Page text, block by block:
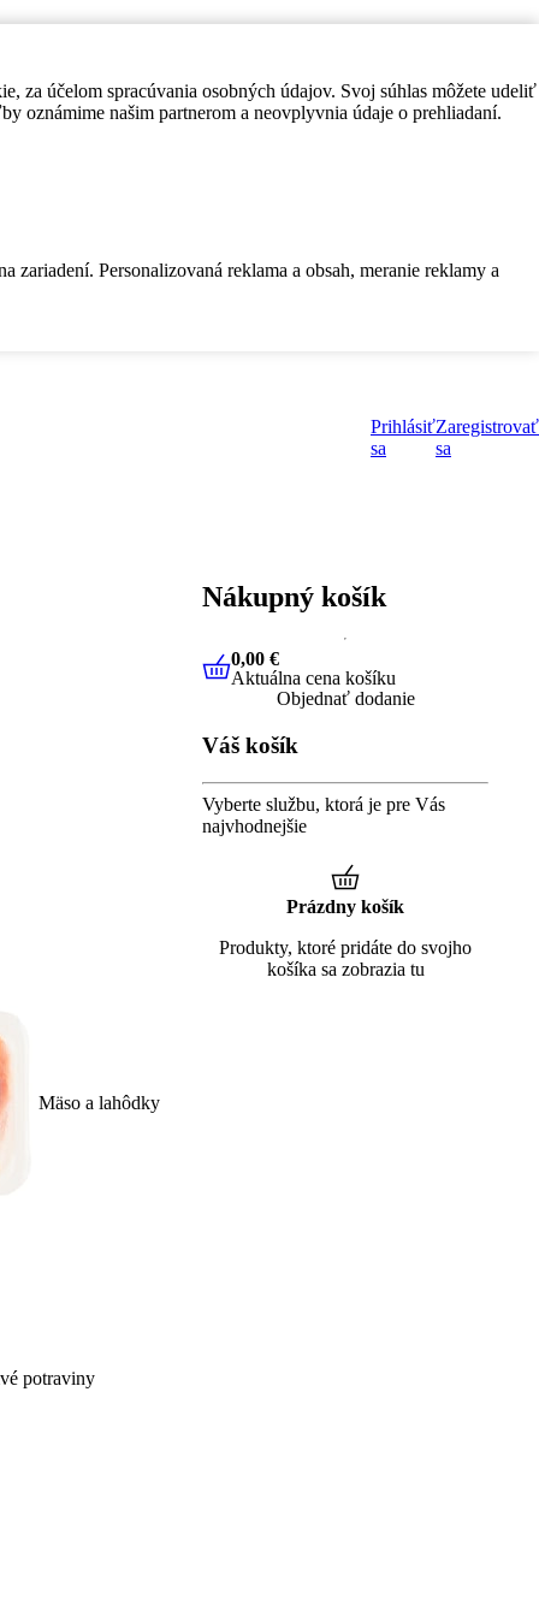
za účelom spracúvania osobných údajov. Svoj súhlas môžete udeliť
oznámime našim partnerom a neovplyvnia údaje o prehliadaní.
Personalizovaná reklama a obsah, meranie reklamy a
Prihlásiť
sa
Zaregistrovať
sa
Mäso a lahôdky
potraviny
Nákupný košík
0,00 €Aktuálna cena košíku
0,00 €
Aktuálna cena košíku
Objednať dodanie
Váš košík
Vyberte službu, ktorá je pre Vás
najvhodnejšie
Prázdny košík
Produkty, ktoré pridáte do svojho
košíka sa zobrazia tu